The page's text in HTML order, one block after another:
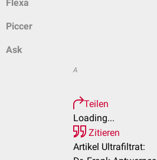
Flexa
Piccer
Ask
A
Teilen
Loading...
Zitieren
Artikel Ultrafiltrat: